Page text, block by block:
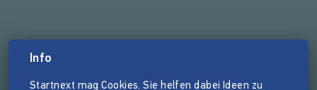
Info
Startnext mag Cookies. Sie helfen dabei Ideen zu